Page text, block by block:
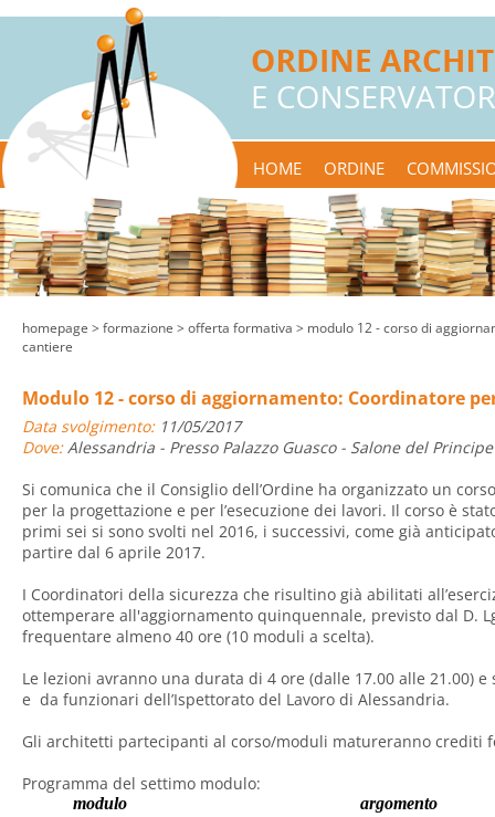
HOME ORDINE
homepage > formazione > offerta formativa > modulo 12 - corso di
cantiere
Modulo 12 - corso di aggiornamento: Coordinatore
Data svolgimento:11/05/2017
Dove:Alessandria - Presso Palazzo Guasco - Salone del
Si comunica che il Consiglio dell’Ordine ha organizzato un
per la progettazione e per l’esecuzione dei lavori. Il corso è
primi sei si sono svolti nel 2016, i successivi, come già
partire dal 6 aprile 2017.
I Coordinatori della sicurezza che risultino già abilitati
ottemperare all'aggiornamento quinquennale, previsto dal D.
frequentare almeno 40 ore (10 moduli a scelta).
Le lezioni avranno una durata di 4 ore (dalle 17.00 alle 21.00) e
e da funzionari dell’Ispettorato del Lavoro di Alessandria.
Gli architetti partecipanti al corso/moduli matureranno crediti
Programma del settimo modulo:
modulo
argomento